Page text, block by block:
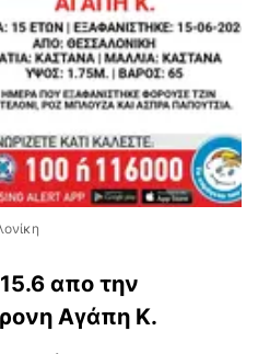
απο την
Αγάπη Κ.